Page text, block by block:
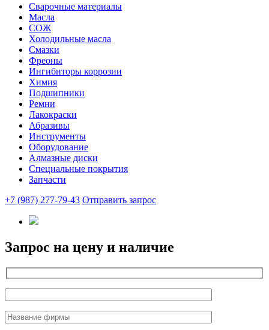
Сварочные материалы
Масла
СОЖ
Холодильные масла
Смазки
Фреоны
Ингибиторы коррозии
Химия
Подшипники
Ремни
Лакокраски
Абразивы
Инструменты
Оборудование
Алмазные диски
Специальные покрытия
Запчасти
+7 (987) 277-79-43 Отправить запрос
Запрос на цену и наличие